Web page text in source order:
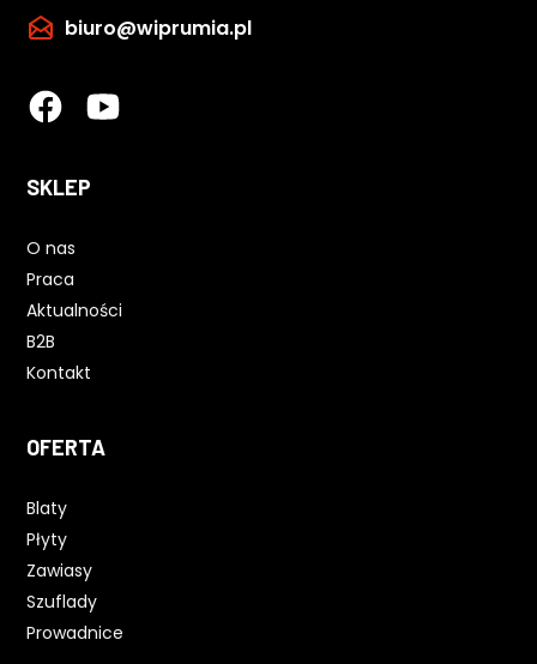
biuro@wiprumia.pl
SKLEP
O nas
Praca
Aktualności
B2B
Kontakt
OFERTA
Blaty
Płyty
Zawiasy
Szuflady
Prowadnice